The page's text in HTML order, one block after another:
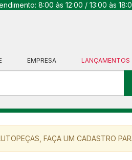
8:00 às 12:00 / 13:00 às
EMPRESA LANÇAMENTOS
FAÇA UM CADASTRO